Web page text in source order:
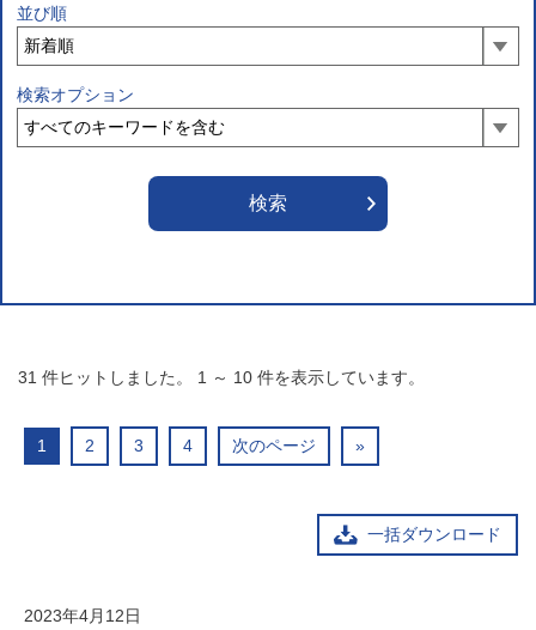
並び順
検索オプション
31 件ヒットしました。 1 ～ 10 件を表示しています。
1 2 3 4 次のページ »
一括ダウンロード
2023年4月12日